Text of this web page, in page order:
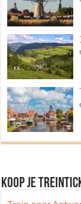
Koop je